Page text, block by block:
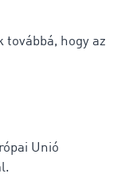
hogy az
Unió